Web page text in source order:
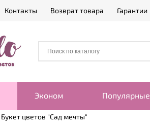
Контакты Возврат товара Гарантии
Эконом Популярные
Букет цветов "Сад мечты"